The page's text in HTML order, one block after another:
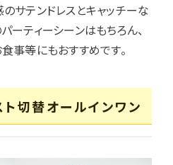
サテンドレスとキャッチーな
ーティーシーンはもちろん、
事等にもおすすめです。
切替オールインワン